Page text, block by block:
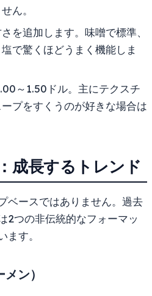
ん。
を追加します。味噌で標準、
で驚くほどうまく機能しま
～1.50ドル。主にテクスチ
プをすくうのが好きな場合は
成長するトレンド
ベースではありません。過去
2つの非伝統的なフォーマッ
ます。
ン）